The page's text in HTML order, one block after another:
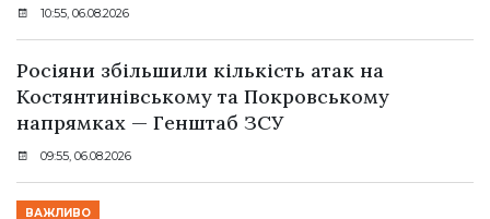
10:55, 06.08.2026
Росіяни збільшили кількість атак на
Костянтинівському та Покровському
напрямках — Генштаб ЗСУ
09:55, 06.08.2026
ВАЖЛИВО